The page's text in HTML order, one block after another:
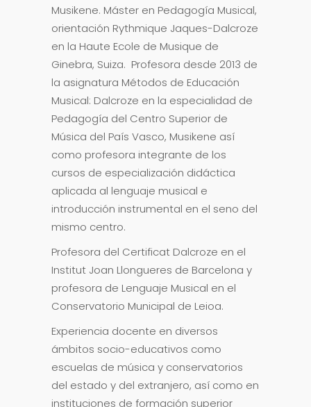
Musikene. Máster en Pedagogía Musical,
orientación Rythmique Jaques-Dalcroze
en la Haute Ecole de Musique de
Ginebra, Suiza. Profesora desde 2013 de
la asignatura Métodos de Educación
Musical: Dalcroze en la especialidad de
Pedagogía del Centro Superior de
Música del País Vasco, Musikene así
como profesora integrante de los
cursos de especialización didáctica
aplicada al lenguaje musical e
introducción instrumental en el seno del
mismo centro.
Profesora del Certificat Dalcroze en el
Institut Joan Llongueres de Barcelona y
profesora de Lenguaje Musical en el
Conservatorio Municipal de Leioa.
Experiencia docente en diversos
ámbitos socio-educativos como
escuelas de música y conservatorios
del estado y del extranjero, así como en
instituciones de formación superior